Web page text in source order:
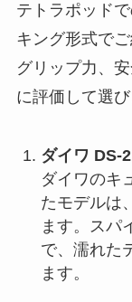
テトラポッド
キング形式で
グリップ力、
に評価して選び
ダイワ DS-
ダイワのキ
たモデルは
ます。スパ
で、濡れた
ます。